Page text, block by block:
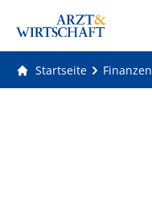
Startseite Finanzen